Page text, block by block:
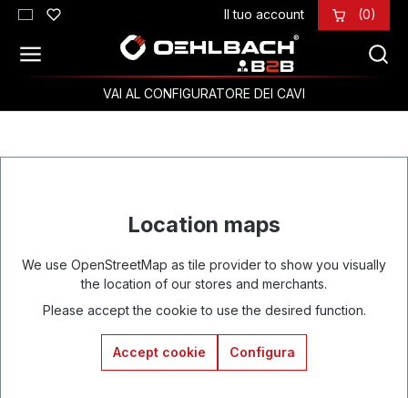
Passa al contenuto principale Il tuo account (0)
VAI AL CONFIGURATORE DEI CAVI
Location maps
We use OpenStreetMap as tile provider to show you visually
the location of our stores and merchants.
Please accept the cookie to use the desired function.
Accept cookie Configura